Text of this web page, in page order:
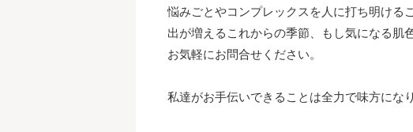
悩みごとやコンプレックスを人に打ち明ける
出が増えるこれからの季節、もし気になる肌
お気軽にお問合せください。
私達がお手伝いできることは全力で味方にな